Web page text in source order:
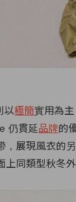
以極簡實用為
仍貫延品牌的
，展現風衣的
上同類型秋冬